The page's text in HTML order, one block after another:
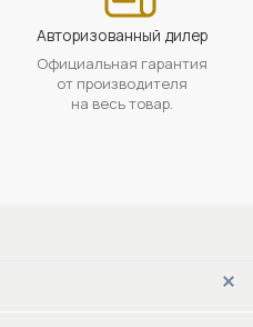
Авторизованный дилер
Официальная гарантия
от производителя
на весь товар.